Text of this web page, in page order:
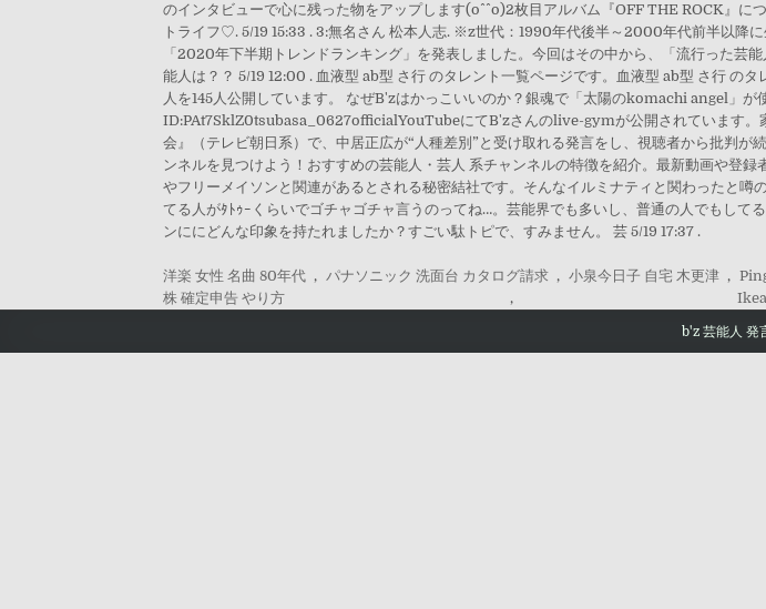
のインタビューで心に残った物をアップします(o^^o)2枚目アルバム『OFF THE ROCK』
トライフ♡. 5/19 15:33 . 3:無名さん 松本人志. ※z世代：1990年代後半～2000年代前半以降
「2020年下半期トレンドランキング」を発表しました。今回はその中から、「流行った芸
能人は？？ 5/19 12:00 . 血液型 ab型 さ行 のタレント一覧ページです。血液型 ab型 さ行 の
人を145人公開しています。 なぜB'zはかっこいいのか？銀魂で「太陽のkomachi angel」が
ID:PAt7SklZ0tsubasa_0627officialYouTubeにてB'zさんのlive-gymが公開されています。
会』（テレビ朝日系）で、中居正広が“人種差別”と受け取れる発言をし、視聴者から批判
ンネルを見つけよう！おすすめの芸能人・芸人 系チャンネルの特徴を紹介。最新動画や登
やフリーメイソンと関連があるとされる秘密結社です。そんなイルミナティと関わったと
てる人がﾀﾄｩｰくらいでゴチャゴチャ言うのってね…。芸能界でも多いし、普通の人でもして
ンににどんな印象を持たれましたか？すごい駄トピで、すみません。 芸 5/19 17:37 .
洋楽 女性 名曲 80年代 , パナソニック 洗面台 カタログ請求 , 小泉今日子 自宅 木更津 ,
株 確定申告 やり方
,
b'z 芸能人 発